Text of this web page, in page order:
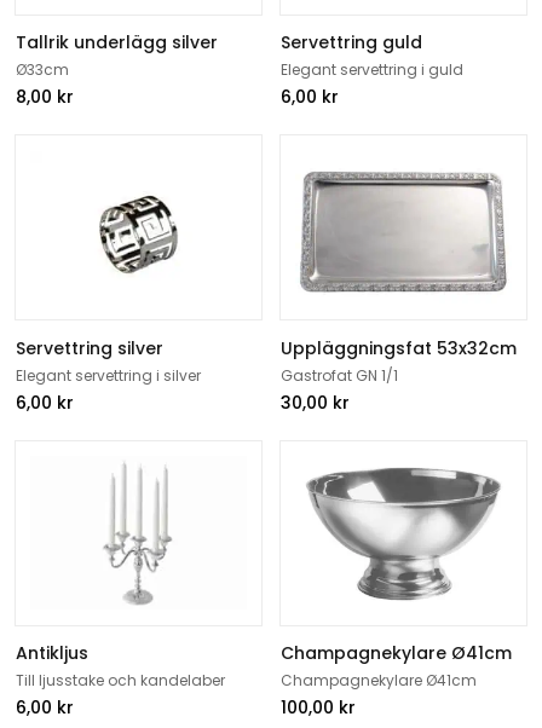
Tallrik underlägg silver
Ø33cm
8,00 kr
Servettring guld
Elegant servettring i guld
6,00 kr
Servettring silver
Elegant servettring i silver
6,00 kr
Uppläggningsfat 53x32cm
Gastrofat GN 1/1
30,00 kr
Antikljus
Till ljusstake och kandelaber
6,00 kr
Champagnekylare Ø41cm
Champagnekylare Ø41cm
100,00 kr